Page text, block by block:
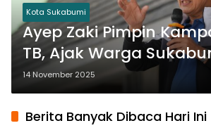
Kota Sukabumi
Ayep Zaki Pimpin
TB, Ajak Warga
Tuberkulosis
14 November 2025
Berita Banyak Dibaca Hari Ini